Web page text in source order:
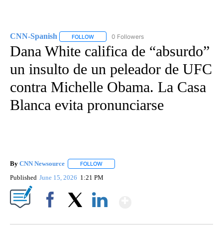
CNN-Spanish FOLLOW FOLLOW "CNN-SPANISH" TO RECEIVE
0 Followers
Dana White califica de “absurdo”
un insulto de un peleador de UFC
contra Michelle Obama. La Casa
Blanca evita pronunciarse
By CNN Newsource FOLLOW
Published June 15, 2026 1:21 PM